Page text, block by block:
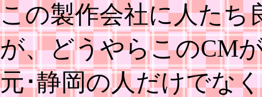
この製作会社に人たち
が、どうやらこのCM
元･静岡の人だけでな